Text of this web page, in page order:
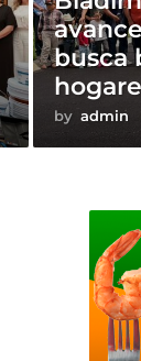
busca
by admin